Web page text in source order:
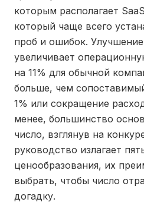
которым располагает
который чаще всего
проб и ошибок.
увеличивает
на 11% для обычной
больше, чем
1% или сокращение
менее, большинство
число, взглянув на
руководство излагает
ценообразования, их
выбрать, чтобы число
догадку.